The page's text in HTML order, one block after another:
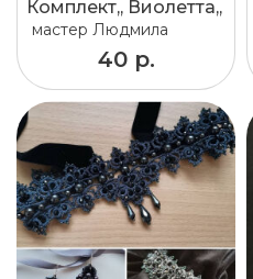
Комплект,, Виолетта,,
мастер Людмила
40 р.